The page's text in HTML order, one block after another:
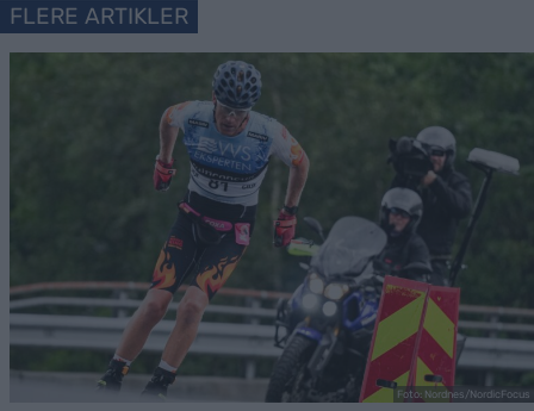
FLERE ARTIKLER
Foto: Nordnes/NordicFocus